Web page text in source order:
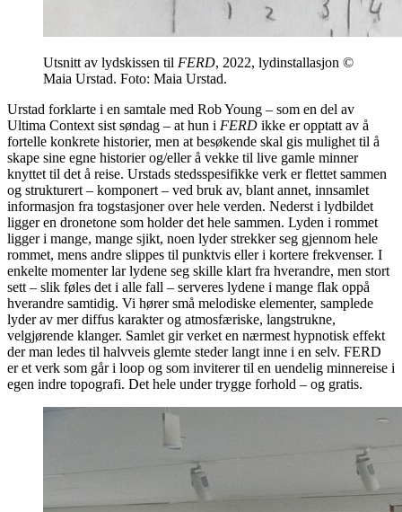
Utsnitt av lydskissen til FERD, 2022, lydinstallasjon ©
Maia Urstad. Foto: Maia Urstad.
Urstad forklarte i en samtale med Rob Young – som en del av
Ultima Context sist søndag – at hun i FERD ikke er opptatt av å
fortelle konkrete historier, men at besøkende skal gis mulighet til å
skape sine egne historier og/eller å vekke til live gamle minner
knyttet til det å reise. Urstads stedsspesifikke verk er flettet sammen
og strukturert – komponert – ved bruk av, blant annet, innsamlet
informasjon fra togstasjoner over hele verden. Nederst i lydbildet
ligger en dronetone som holder det hele sammen. Lyden i rommet
ligger i mange, mange sjikt, noen lyder strekker seg gjennom hele
rommet, mens andre slippes til punktvis eller i kortere frekvenser. I
enkelte momenter lar lydene seg skille klart fra hverandre, men stort
sett – slik føles det i alle fall – serveres lydene i mange flak oppå
hverandre samtidig. Vi hører små melodiske elementer, samplede
lyder av mer diffus karakter og atmosfæriske, langstrukne,
velgjørende klanger. Samlet gir verket en nærmest hypnotisk effekt
der man ledes til halvveis glemte steder langt inne i en selv. FERD
er et verk som går i loop og som inviterer til en uendelig minnereise i
egen indre topografi. Det hele under trygge forhold – og gratis.